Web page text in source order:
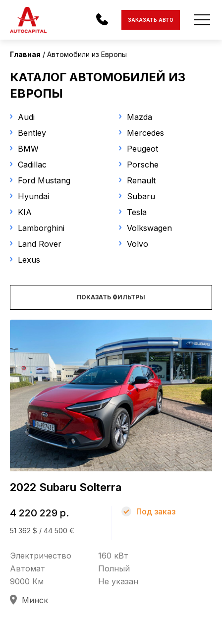
ЭЛЕКТРОМОБИЛИ
ДОСТАВКА
О КОМПАНИИ
ОТЗЫВЫ
ЗАКАЗАТЬ АВТО
Главная Автомобили из Европы
КАТАЛОГ АВТОМОБИЛЕЙ ИЗ
ЕВРОПЫ
Audi
Bentley
BMW
Cadillac
Ford Mustang
Hyundai
KIA
Lamborghini
Land Rover
Lexus
Mazda
Mercedes
Peugeot
Porsche
Renault
Subaru
Tesla
Volkswagen
Volvo
ПОКАЗАТЬ ФИЛЬТРЫ
Страна поставки
С пробегом
Статус
Под заказ
Subaru
Выберите модель
Цена
Год выпуска
Пробег
Объем двигателя
Топливо
Электричество
Автомат
Привод
Полный
Кузов
2022 Subaru Solterra
Электричество
160 кВт
Автомат
Полный
9000 Км
Не указан
Минск
4 220 229 р.
51 362 $ / 44 500 €
Под заказ